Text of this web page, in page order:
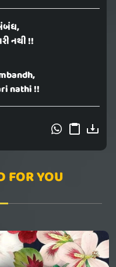
નથી !!
nathi !!
FOR YOU